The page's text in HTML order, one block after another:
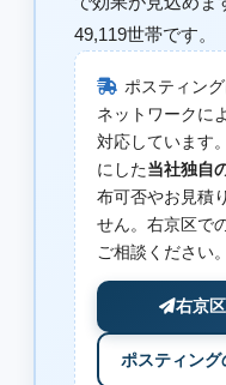
49,119世帯です。
ポスティン
ネットワークに
対応しています
にした当社独自
布可否やお見積
せん。右京区で
ご相談ください。
右京
ポスティング